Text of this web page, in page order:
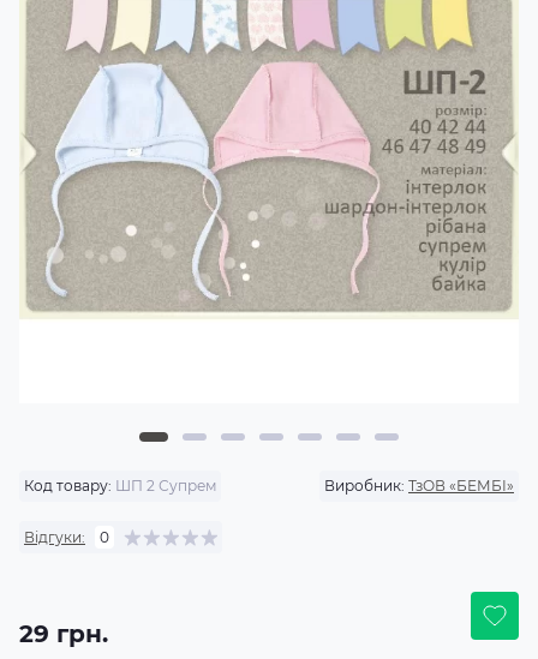
Код товару: ШП 2 Супрем Виробник: ТзОВ «БЕМБІ»
Відгуки: 0
29 грн.